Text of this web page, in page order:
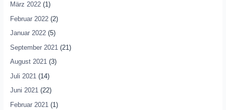
März 2022(1)
Februar 2022(2)
Januar 2022(5)
September 2021 (21)
August 2021(3)
Juli 2021 (14)
Juni 2021(22)
Februar 2021(1)